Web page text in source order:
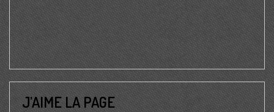
J’AIME LA PAGE